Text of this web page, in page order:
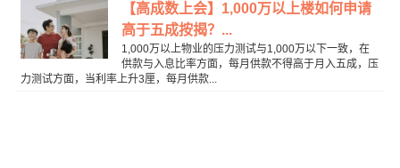
【高成数上会】1,000万以上楼如何申请
高于五成按揭？...
1,000万以上物业的压力测试与1,000万以下一致，在
供款与入息比率方面，每月供款不得高于月入五成，压
力测试方面，当利率上升3厘，每月供款...